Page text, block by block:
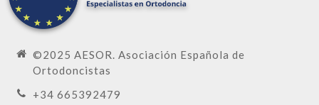
©2025 AESOR. Asociación Española de
Ortodoncistas
+34 665392479